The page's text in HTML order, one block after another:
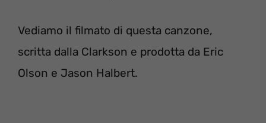
Vediamo il filmato di questa canzone,
scritta dalla Clarkson e prodotta da Eric
Olson e Jason Halbert.